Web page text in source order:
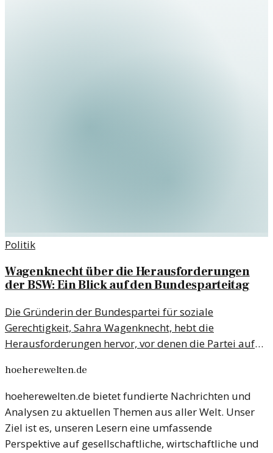
Politik
Wagenknecht über die Herausforderungen
der BSW: Ein Blick auf den Bundesparteitag
Die Gründerin der Bundespartei für soziale
Gerechtigkeit, Sahra Wagenknecht, hebt die
Herausforderungen hervor, vor denen die Partei auf
zeigen die komplexe Realität der aktuellen politischen
Lage.
hoeherewelten.de
hoeherewelten.de bietet fundierte Nachrichten und
Analysen zu aktuellen Themen aus aller Welt. Unser
Ziel ist es, unseren Lesern eine umfassende
Perspektive auf gesellschaftliche, wirtschaftliche und